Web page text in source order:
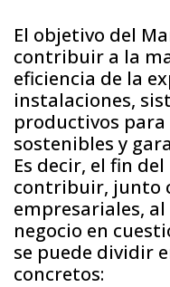
El objetivo del
contribuir a la
eficiencia de la
instalaciones,
productivos
sostenibles y
Es decir, el fin
contribuir, junto
empresariales,
negocio en
se puede dividir
concretos: